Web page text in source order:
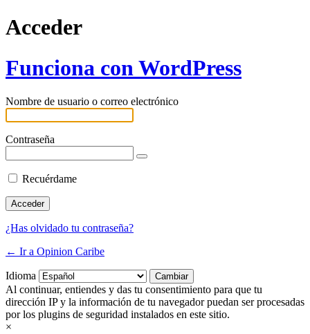
Acceder
Funciona con WordPress
Nombre de usuario o correo electrónico
Contraseña
Recuérdame
¿Has olvidado tu contraseña?
← Ir a Opinion Caribe
Idioma
Al continuar, entiendes y das tu consentimiento para que tu
dirección IP y la información de tu navegador puedan ser procesadas
por los plugins de seguridad instalados en este sitio.
×